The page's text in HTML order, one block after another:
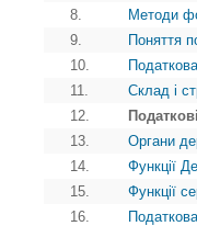
8.
Методи
9.
Поняття
10.
11.
Склад і
12.
13.
Органи
14.
Функції
15.
Функції
16.